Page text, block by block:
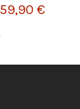
59,90 €